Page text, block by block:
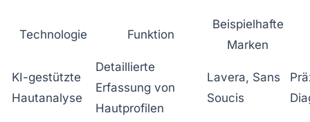
Technologie Funktion
Beispielhafte
Marken
KI-gestützte
Hautanalyse
Detaillierte
Erfassung von
Hautprofilen
Lavera, Sans
Soucis